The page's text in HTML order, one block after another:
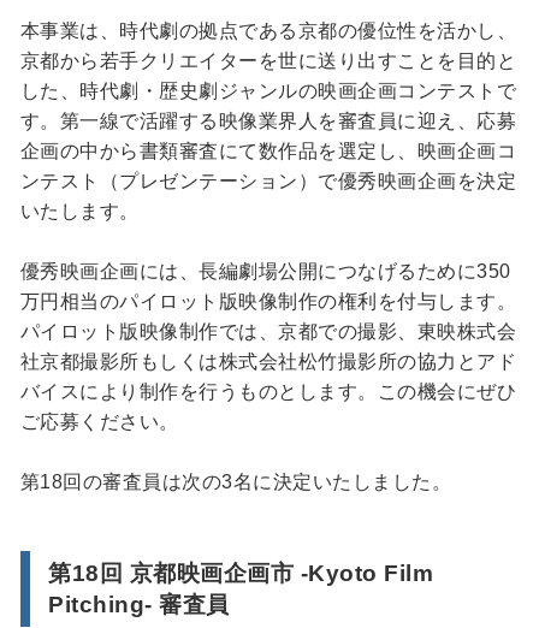
本事業は、時代劇の拠点である京都の優位性を活かし、
京都から若手クリエイターを世に送り出すことを目的と
した、時代劇・歴史劇ジャンルの映画企画コンテストで
す。第一線で活躍する映像業界人を審査員に迎え、応募
企画の中から書類審査にて数作品を選定し、映画企画コ
ンテスト（プレゼンテーション）で優秀映画企画を決定
いたします。
優秀映画企画には、長編劇場公開につなげるために350
万円相当のパイロット版映像制作の権利を付与します。
パイロット版映像制作では、京都での撮影、東映株式会
社京都撮影所もしくは株式会社松竹撮影所の協力とアド
バイスにより制作を行うものとします。この機会にぜひ
ご応募ください。
第18回の審査員は次の3名に決定いたしました。
第18回 京都映画企画市 -Kyoto Film
Pitching- 審査員